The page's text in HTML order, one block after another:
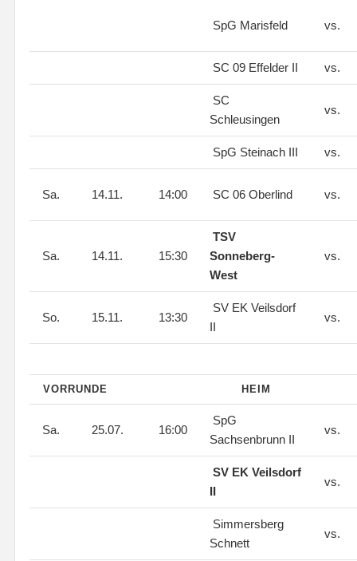
SpG Marisfeld vs.
SC 09 Effelder II vs.
SC
Schleusingen
vs.
SpG Steinach III vs.
Sa. 14.11. 14:00 SC 06 Oberlind vs.
Sa. 14.11. 15:30
TSV
Sonneberg-
West
vs.
So. 15.11. 13:30
SV EK Veilsdorf
II
vs.
VORRUNDE HEIM
Sa. 25.07. 16:00
SpG
Sachsenbrunn II
vs.
SV EK Veilsdorf
II
vs.
Simmersberg
Schnett
vs.